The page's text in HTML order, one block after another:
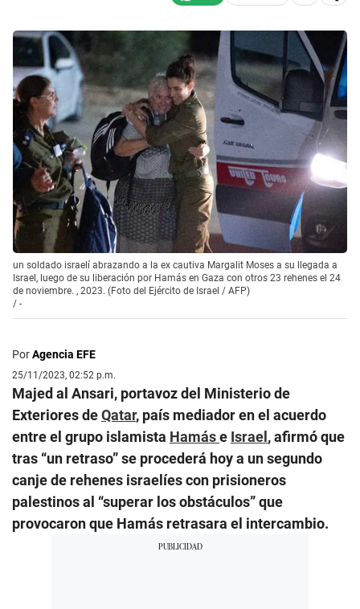
un soldado israelí abrazando a la ex cautiva Margalit Moses a su llegada a
Israel, luego de su liberación por Hamás en Gaza con otros 23 rehenes el 24
de noviembre. , 2023. (Foto del Ejército de Israel / AFP)
/ -
PorAgencia EFE
25/11/2023, 02:52 p.m.
Majed al Ansari, portavoz del Ministerio de
Exteriores deQatar, país mediador en el acuerdo
entre el grupo islamista Hamáse Israel, afirmó que
tras “un retraso” se procederá hoy a un segundo
canje de rehenes israelíes con prisioneros
palestinos al “superar los obstáculos” que
provocaron que Hamás retrasara el intercambio.